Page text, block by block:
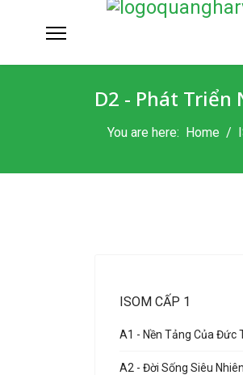
D2 - Phát
You are here: Home
ISOM CẤP 1
A1 - Nền Tảng Của Đức
A2 - Đời Sống Siêu Nhiên